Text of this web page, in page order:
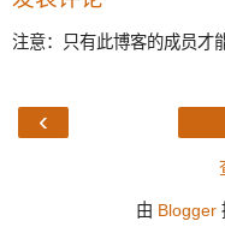
注意：只有此博客的成员才
‹
由 Blogger